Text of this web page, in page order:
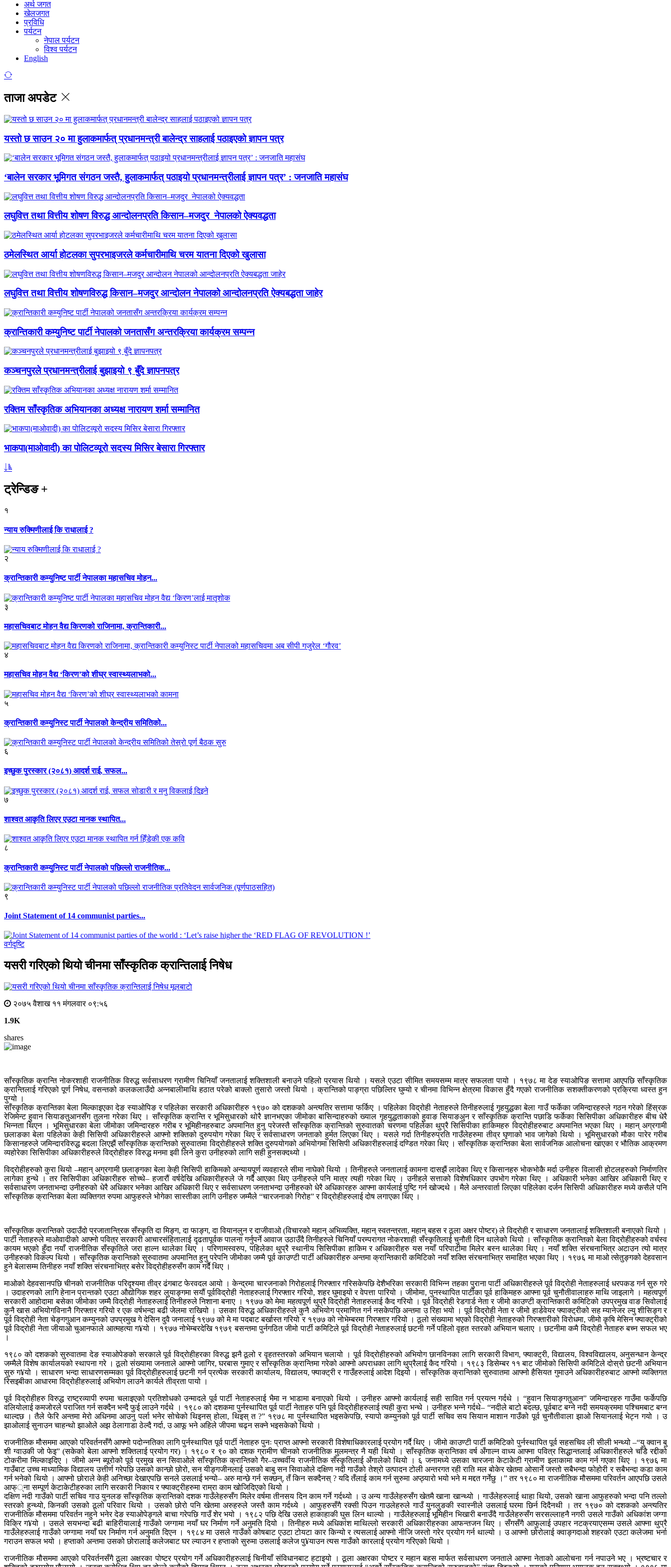
अर्थ जगत
खेलजगत
प्रविधि
पर्यटन
नेपाल पर्यटन
विश्व पर्यटन
English
ताजा अपडेट
यस्तो छ साउन २० मा हुलाकमार्फत् प्रधानमन्त्री बालेन्द्र साहलाई पठाइएको ज्ञापन पत्र
‘बालेन सरकार भूमिगत संगठन जस्तै, हुलाकमार्फत् पठाइयो प्रधानमन्त्रीलाई ज्ञापन पत्र’ : जनजाति महासंघ
लघुवित्त तथा वित्तीय शोषण विरुद्ध आन्दोलनप्रति किसान–मजदुर नेपालको ऐक्यवद्धता
ठमेलस्थित आर्या होटलका सुपरभाइजरले कर्मचारीमाथि चरम यातना दिएको खुलासा
लघुवित्त तथा वित्तीय शोषणविरुद्ध किसान–मजदुर आन्दोलन नेपालको आन्दोलनप्रति ऐक्यबद्धता जाहेर
क्रान्तिकारी कम्युनिष्ट पार्टी नेपालको जनतासँग अन्तरक्रिया कार्यक्रम सम्पन्न
कञ्चनपुरले प्रधानमन्त्रीलाई बुझाइयो ९ बुँदे ज्ञापनपत्र
रक्तिम साँस्कृतिक अभियानका अध्यक्ष नारायण शर्मा सम्मानित
भाकपा(माओवादी) का पोलिटव्यूरो सदस्य मिसिर बेसारा गिरफ्तार
ट्रेन्डिङ+
१
न्याय रुक्मिणीलाई कि राधालाई ?
२
क्रान्तिकारी कम्युनिष्ट पार्टी नेपालका महासचिव मोहन...
३
महासचिवबाट मोहन वैद्य किरणको राजिनामा, क्रान्तिकारी...
४
महासचिव मोहन वैद्य ‘किरण’को शीघ्र स्वास्थ्यलाभको...
५
क्रान्तिकारी कम्युनिस्ट पार्टी नेपालको केन्द्रीय समितिको...
६
इच्छुक पुरस्कार (२०८१) आदर्श राई, सफल...
७
शाश्वत आकृति लिएर एउटा मानक स्थापित...
८
क्रान्तिकारी कम्युनिस्ट पार्टी नेपालको पछिल्लो राजनीतिक...
९
Joint Statement of 14 communist parties...
वर्गदृष्टि
यसरी गरिएको थियो चीनमा साँस्कृतिक क्रान्तिलाई निषेध
मूलबाटाे
२०७५ वैशाख ११ मंगलवार ०९:५६
1.9K
shares
साँस्कृतिक क्रान्ति नोकरशाही राजनीतिक विरुद्ध सर्वसाधरण ग्रामीण चिनियाँ जनतालाई शक्तिशाली बनाउने पहिलो प्रयास थियो । यसले एउटा सीमित समयसम्म मात्र सफलता पायो । १९७८ मा देङ स्याओपिङ सत्तामा आएपछि साँस्कृतिक
क्रान्तिलाई गरिएको पूर्ण निषेध, वसन्तको कलकलाउँदो अन्नबालीमाथि हठात परेको बाक्लो तुसारो जस्तो थियो । क्रान्तिको पाङ्ग्रा पछिल्तिर घुम्यो र चीनमा विभिन्न क्षेत्रमा विकास हुँदै गएको राजनीतिक सशक्तीकरणको प्रक्रिया ध्वस्त हुन
पुग्यो ।
साँस्कृतिक क्रान्तिका बेला मिल्काइएका देङ स्याओपिङ र पहिलेका सरकारी अधिकारीहरु १९७० को दशकको अन्त्यतिर सत्तामा फर्किए । पहिलेका विद्रोही नेताहरुले तिनीहरुलाई गृहयुद्धका बेला गाउँ फर्केका जमिन्दारहरुले गठन गरेको हिंस्रक
रेजिमेन्ट हुवान सियाङतुआनसँग तुलना गरेका थिए । साँस्कृतिक क्रान्ति र भूमिसुधारको थोरै ज्ञानभएका जीमोका बासिन्दाहरुको ख्याल गृहयुद्धताकाको हुवाङ सियाङअुन र साँस्कृतिक क्रान्ति पछाडि फर्केका सिसिपीका अधिकारीहरु बीच धेरै
भिन्नता थिएन । भूमिसुधारका बेला जीमोका जमिन्दारहरु गरीब र भूमिहीनहरुबाट अपमानित हुनु परेजस्तै साँस्कृतिक क्रान्तिको सुरुवातको चरणमा पहिलेका थुप्रै सिसिपीका हाकिमहरु विद्रोहीहरुबाट अपमानित भएका थिए । महान् अग्रगामी
छलाङका बेला पहिलेका केही सिसिपी अधिकारीहरुले आफ्नो शक्तिको दुरुपयोग गरेका थिए र सर्वसाधारण जनताको हुर्मत लिएका थिए । यसले गर्दा तिनीहरुप्रति गाउँलेहरुमा तीव्र घृणाको भाव जागेको थियो । भूमिसुधारको मौका पारेर गरीब
किसानहरुले जमिन्दारविरुद्ध बदला लिएझैं साँस्कृतिक क्रान्तिको सुरुवातमा विद्रोहीहरुले शक्ति दुरुपयोगको अभियोगमा सिसिपी अधिकारीहरुलाई दण्डित गरेका थिए । साँस्कृतिक क्रान्तिका बेला सार्वजनिक आलोचना खाएका र भौतिक आक्रमण
व्यहोरेका सिसिपीका अधिकारीहरुले विद्रोहीहरु विरुद्ध मनमा इवी लिने कुरा उनीहरुको लागि सही हुनसक्दथ्यो ।
विद्रोहीहरुको कुरा थियो –महान् अग्रगामी छलाङ्गका बेला केही सिसिपी हाकिमको अन्यायपूर्ण व्यवहारले सीमा नाघेको थियो । तिनीहरुले जनतालाई कामना दासझैं लादेका थिए र किसानहरु भोकभोकै मर्दा उनीहरु विलासी होटलहरुको निर्माणतिर
लागेका हुन्थे । तर सिसिपीका अधिकारीहरु सोच्थे– हजारौं वर्षदेखि अधिकारीहरुले जे गर्दै आएका थिए उनीहरुले पनि मात्र त्यही गरेका थिए । उनीहले सत्ताको विशेषधिकार उपभोग गरेका थिए । अधिकारी भनेका आखिर अधिकारी थिए र
सर्वसाधारण जनताभन्दा उनीहरुको धेरै अधिकार भनेका आखिर अधिकारी थिए र सर्वसाधरण जनताभन्दा उनीहरुको धेरै अधिकारहरु आफ्ना कार्यलाई पुष्टि गर्न खोज्दथे । मैले अन्तरवार्ता लिएका पहिलेका दर्जन सिसिपी अधिकारीहरु मध्ये कसैले पनि
साँस्कृतिक क्रान्तिका बेला व्यक्तिगत रुपमा आफुहरुले भोगेका सास्तीका लागि उनीहरु जम्मैले “चारजनाको गिरोह” र विद्रोहीहरुलाई दोष लगाएका थिए ।
साँस्कृतिक क्रान्तिको उदाउँदो प्रजातान्त्रिक सँस्कृति दा मिङ्ग, दा फाङ्ग, दा वियानलुन र दाजीवाओ (विचारको महान् अभिव्यक्ति, महान् स्वतन्त्रता, महान् बहस र ठूला अक्षर पोष्टर) ले विद्रोही र साधारण जनतालाई शक्तिशाली बनाएको थियो ।
पार्टी नेताहरुले माओवादीको आफ्नो पवित्र सरकारी आचारसंहितालाई दृढतापूर्वक पालना गर्नुपर्ने आवाज उठाउँदै तिनीहरुले चिनियाँ परम्परागत नोकरशाही सँस्कृतिलाई चुनौती दिन थालेको थियो । साँस्कृतिक क्रान्तिको बेला विद्रोहीहरुको वर्चस्व
कायम भएको हुँदा नयाँ राजनीतिक सँस्कृतिले जरा हाल्न थालेका थिए । परिणामस्वरुप, पहिलेका थुप्रै स्थानीय सिसिपीका हाकिम र अधिकारीहरु यस नयाँ परिपाटीमा मिलेर बस्न थालेका थिए । नयाँ शक्ति संरचनाभित्र अटाउन त्यो मात्र
उनीहरुको विकल्प थियो । साँस्कृतिक क्रान्तिको सुरुवातमा अपमानित हुनु परेपनि जीमोका जम्मै पूर्व काउण्टी पार्टी अधिकारीहरु अन्तमा क्रान्तिकारी कमिटिको नयाँ शक्ति संरचनाभित्र समाहित भएका थिए । १९७६ मा माओ त्सेतुङ्गको देहवसान
हुने बेलासम्म तिनीहरु नयाँ शक्ति संरचनाभित्र बसेर विद्रोहीहरुसँग काम गर्दै थिए ।
माओको देहवसानपछि चीनको राजनीतिक परिदृश्यमा तीव्र ढंगबाट फेरवदल आयो । केन्द्रमा चारजनाको गिरोहलाई गिरफ्तार गरिसकेपछि देशैभरिका सरकारी विभिन्न तहका पुराना पार्टी अधिकारीहरुले पूर्व विद्रोही नेताहरुलाई धरपकड गर्न सुरु गरे
। उदाहरणको लागि हेनान प्रान्तको एउटा औद्योगिक शहर लुयाङ्गमा सयौं पूर्वविद्रोही नेताहरुलाई गिरफ्तार गरियो, शहर घुमाइयो र वेपत्ता पारियो । जीमोमा, पुनस्थापित पार्टीका पूर्व हाकिमहरु आफ्ना पूर्व चुनौतीवालाहरु माथि जाइलागे । महत्वपूर्ण
सरकारी आहोदामा बसेका जीमोका जम्मै विद्रोही नेताहरुलाई तिनीहरुले निशाना बनाए । १९७७ को मेमा महत्वपूर्ण थुप्रै विद्रोही नेताहरुलाई कैद गरियो । पूर्व विद्रोही रेडगार्ड नेता र जीमो काउण्टी क्रान्तिकारी कमिटिको उपप्रमुख वाङ सिवोलाई
कुनै खास अभियोगविनानै गिरफ्तार गरियो र एक वर्षभन्दा बढी जेलमा राखियो । उसका विरुद्ध अधिकारीहरुले कुनै अभियोग प्रमाणित गर्न नसकेपछि अन्तमा उ रिहा भयो । पूर्व विद्रोही नेता र जीमो हार्डवेयर फ्याक्ट्रीको सह म्यानेजर ल्यु शीसिङ्ग र
पूर्व विद्रोही नेता चेङ्गगुआन कम्युनको उपप्रमुख गे देसिन दुवै जनालाई १९७७ को मे मा पदबाट बर्खास्त गरियो र १९७७ को नोभेम्बरमा गिरफ्तार गरियो । ठूलो संख्यामा भएको विद्रोही नेताहरुको गिरफ्तारीको विरोधमा, जीमो कृषि मेसिन फ्याक्ट्रीको
पूर्व विद्रोही नेता जीयाओ चुआनफाले आत्महत्या ग¥यो । १९७७ नोभेम्बरदेखि १९७९ बसन्तमा पुर्नगठित जीमो पार्टी कमिटिले पूर्व विद्रोही नेताहरुलाई छटनी गर्ने पहिलो वृहत स्तरको अभियान चलाए । छटनीमा कमै विद्रोही नेताहरु बच्न सफल भए
।
१९८० को दशकको सुरुवातमा देङ स्याओपेङको सरकाले पूर्व विद्रोहीहरका विरुद्ध झनै ठूलो र वृहतस्तरको अभियान चलायो । पूर्व विद्रोहीहरुको अभियोग छानविनका लागि सरकारी विभाग, फ्याक्ट्री, विद्यालय, विश्वविद्यालय, अनुसन्धान केन्द्र
जम्मैले विशेष कार्यालयको स्थापना गरे । ठूलो संख्यामा जनताले आफ्नो जागिर, घरबास गुमाए र साँस्कृतिक क्रान्तिमा गरेको आफ्नो अपराधका लागि थुप्रैलाई कैद गरियो । १९८३ डिसेम्बर ११ बाट जीमोको सिसिपी कमिटिले दोस्रो छटनी अभियान
सुरु ग¥यो । साधारण भन्दा साधारणसम्मका पूर्व विद्रोहीहरुलाई छटनी गर्न प्रत्येक सरकारी कार्यालय, विद्यालय, फ्याक्ट्री र गाउँहरुलाई आदेश दिइयो । साँस्कृतिक क्रान्तिको सुरुवातमा आफ्नो हैसियत गुमाउने अधिकारीहरुबाट आफ्नो व्यक्तिगत
रिसइबीका आधारमा विद्रोहीहरुलाई अभियोग लाउने कार्यले तीव्रता पायो ।
पूर्व विद्रोहीहरु विरुद्ध राष्ट्रव्यापी रुपमा चलाइएको प्रतिशोधको उन्मादले पूर्व पार्टी नेताहरुलाई भैमा न भाडामा बनाएको थियो । उनीहरु आफ्नो कार्यलाई सही सावित गर्न प्रयत्न गर्दथे । “हुवान सियाङ्गतुआन” जमिन्दारहरु गाउँमा फर्केपछि
वलियोलाई कमजोरले पराजित गर्न सक्दैन भन्दै फुई लाउने गर्दथे । १९८० को दशकमा पुर्नस्थापित पूर्व पार्टी नेताहरु पनि पूर्व विद्रोहीहरुलाई त्यही कुरा भन्थे । उनीहरु भन्ने गर्दथे– “नदीले बाटो बदल्छ, पूर्वबाट बग्ने नदी समयक्रममा पश्चिमबाट बग्न
थाल्दछ । तैले फेरि अन्तमा मेरो अधिनमा आउनु पर्ला भनेर सोचेको थिइनस् होला, थिइस् त ?” १९७८ मा पुर्नस्थापित भइसकेपछि, स्यापो कम्युनको पूर्व पार्टी सचिव सय सियान माशान गाउँको पूर्व चुनौतीवाला झाओ सियानलाई भेट्न गयो । उ
झाओलाई सुनाउन चाहन्थो झाओले अझ ठेलागाडा ठेल्दै गर्दा, उ आफू भने अहिले जीपमा चढ्न सक्ने भइसकेको थियो ।
राजनीतिक मौसममा आएको परिवर्तनसँगै आफ्नो पदोन्नतिका लागि पुर्नस्थापित पूर्व पार्टी नेताहरु पुनः प्राप्त आफ्नो सरकारी विशेषाधिकारलाई प्रयोग गर्दै थिए । जीमो काउण्टी पार्टी कमिटिको पुर्नस्थापित पूर्व सहसचिव ली सीली भन्थ्यो –“यु क्वान बु
शी ग्वाउकी जो फेइ” (सकेको बेला आफ्नो शक्तिलाई प्रयोग गर) । १९८० र ९० को दशक ग्रामीण चीनको राजनीतिक मुलमन्त्र नै यही थियो । साँस्कृतिक क्रान्तिका वर्ष अँगाल्न वाध्य आफ्ना पवित्र सिद्धान्तलाई अधिकारीहरुले चाँडै रद्दीको
टोकरीमा मिल्काइदिए । जीमो अन्न ब्यूरोको पूर्व प्रमुख सन सिवाओले साँस्कृतिक क्रान्तिको गैर–उच्चर्वीय राजनीतिक सँस्कृतिलाई अँगालेको थियो । ६ जनामध्ये उसका चारजना केटाकेटी ग्रामीण इलाकामा काम गर्न गएका थिए । १९७६ मा
गाउँबाट उच्च माध्यामिक विद्यालय उत्तीर्ण गरेपछि उसको कान्छो छोरो, सन यीङ्गजीनलाई उसको बाबु सन सिवाओले दक्षिण नदी गाउँको तेश्रो उत्पादन टोली अन्तरगत रही राति मल बोकेर खेतमा ओसार्ने जस्तो सबैभन्दा फोहोरी र सबैभन्दा कडा काम
गर्न भनेको थियो । आफ्नो छोराले केही अनिच्छा देखाएपछि सनले उसलाई भन्यो– अरु मान्छे गर्न सक्छन्, तँ किन सक्दैनस् ? यदि तँलाई काम गर्न सुरुमा अप्ठ्यारो भयो भने म मद्दत गर्नेछु ।” तर १९८० मा राजनीतिक मौसममा परिवर्तन आएपछि उसले
आफ््ना सम्पूर्ण केटाकेटीहरुका लागि सरकारी निकाय र फ्याक्ट्रीहरुमा राम्रा काम खोजिदिएको थियो ।
दक्षिण नदी गाउँको पार्टी सचिव गाउ युनलङ साँस्कृतिक क्रान्तिको दशक गाउँलेहरुसँग मिलेर वर्षमा तीनसय दिन काम गर्ने गर्दथ्यो । उ अन्य गाउँलेहरुसँग खेतमै खाना खान्थ्यो । गाउँलेहरुलाई थाहा थियो, उसको खाना आफुहरुको भन्दा पनि तल्लो
स्तरको हुन्थ्यो, किनकी उसको ठूलो परिवार थियो । उसको छोरो पनि खेतमा अरुहरुले जस्तै काम गर्दथ्ये । आफुहरुसँगै रक्सी पिउन गाउलेहरुले गाउँ युनलुङकी स्वास्नीले उसलाई घरमा छिर्न दिदैनथी । तर १९७० को दशकको अन्त्यतिर
राजनीतिक मौसममा परिवर्तन नहुने भनेर देङ स्याओपेङ्गले बाचा गरेपछि गाउँ शेर भयो । १९८२ पछि देखि उसले हाकाहाकी घुस लिन थाल्यो । गाउँलेहरुलाई भूमिहीन भिखारी बनाउँदै गाउँलेहरुसँग सरसल्लाहनै नगरी उसले गाउँको अधिकांश जग्गा
विक्रि ग¥यो । उसले सयभन्दा बढी बाहिरीयालाई गाउँको जग्गामा नयाँ घर निर्माण गर्ने अनुमति दियो । तिनीहरु मध्ये अधिकांश माथिल्लो सरकारी अधिकारीहरुका आफन्तजन थिए । सँगसँगै आफुलाई उपहार नटक्रयाएसम्म उसले आफ्ना थुप्रै
गाउँलेहरुलाई गाउँको जग्गामा नयाँ घर निर्माण गर्न अनुमति दिएन । १९८४ मा उसले गाउँको कोषबाट एउटा टोयटा कार किन्यो र त्यसलाई आफ्नो नीजि जस्तो गरेर प्रयोग गर्न थाल्यो । उ आफ्नो छोरोलाई क्वाङ्गदाओ शहरको एउटा कलेजमा भर्ना
गराउन सफल भयो । हप्ताको अन्तमा उसको छोरालाई कलेजबाट घर ल्याउन र हप्ताको सुरुमा उसलाई कलेज पु¥याउन त्यस गाउँको कारलाई प्रयोग गरिएको थियो ।
राजनीतिक मौसममा आएको परिवर्तनसँगै ठूला अक्षरका पोष्टर प्रयोग गर्ने अधिकारीहरुलाई चिनीयाँ संविधानबाट हटाइयो । ठूला अक्षरका पोष्टर र महान बहस मार्फत सर्वसाधरण जनताले आफ्ना नेताको आलोचना गर्न नपाउने भए । भ्रष्टचार र